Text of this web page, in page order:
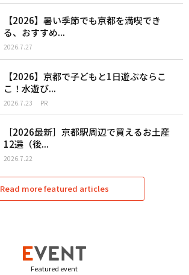
【2026】暑い季節でも京都を満喫でき
る、おすすめ...
2026.7.27
【2026】京都で子どもと1日遊ぶならこ
こ！水遊び...
2026.7.23 PR
［2026最新］京都駅周辺で買えるお土産
12選（後...
2026.7.22
Read more featured articles
Featured event